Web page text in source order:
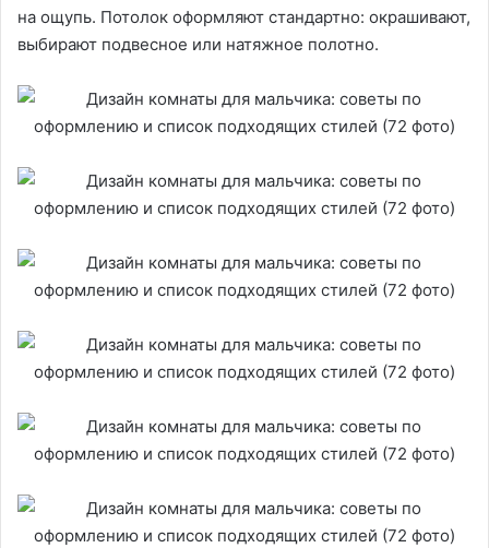
на ощупь. Потолок оформляют стандартно: окрашивают,
выбирают подвесное или натяжное полотно.